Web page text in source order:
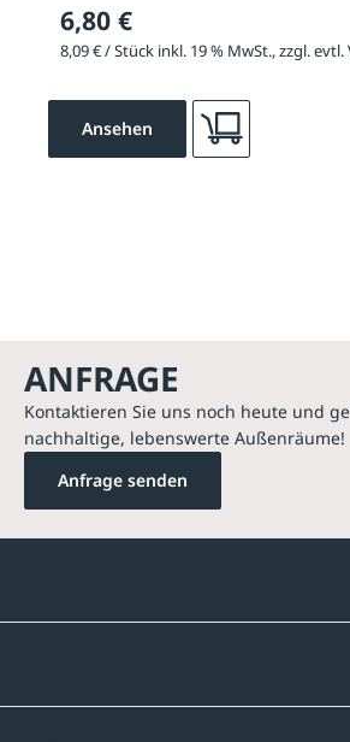
6,80 €
8,09 € / Stück inkl. 19 % MwSt., zzgl.
Ansehen
ANFRAGE
Kontaktieren Sie uns noch heute und
nachhaltige, lebenswerte Außenräume!
Anfrage senden